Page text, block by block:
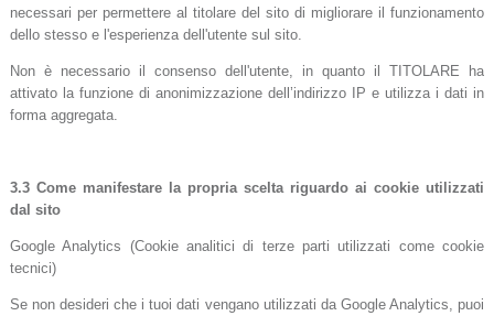
necessari per permettere al titolare del sito di migliorare il funzionamento
dello stesso e l'esperienza dell'utente sul sito.
Non è necessario il consenso dell'utente, in quanto il TITOLARE ha
attivato la funzione di anonimizzazione dell’indirizzo IP e utilizza i dati in
forma aggregata.
3.3 Come manifestare la propria scelta riguardo ai cookie utilizzati
dal sito
Google Analytics (Cookie analitici di terze parti utilizzati come cookie
tecnici)
Se non desideri che i tuoi dati vengano utilizzati da Google Analytics, puoi